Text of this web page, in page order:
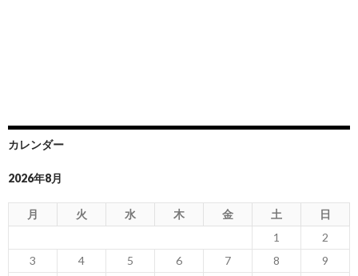
カレンダー
2026年8月
月 火 水 木 金 土
日
1
2
3
4 5 6 7 8
9